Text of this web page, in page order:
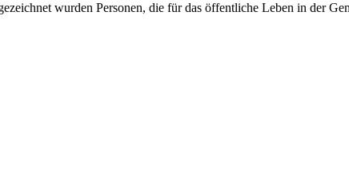
wurden Personen, die für das öffentliche Leben in der